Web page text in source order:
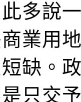
多說
業用
缺。
只交